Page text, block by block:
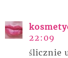
22:09
ślicznie